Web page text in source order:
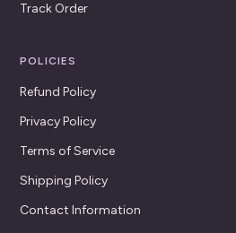
Track Order
POLICIES
Refund Policy
Privacy Policy
Terms of Service
Shipping Policy
Contact Information